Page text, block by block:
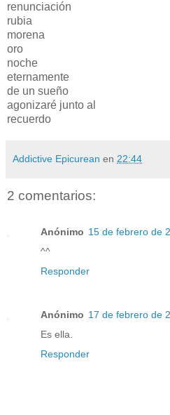
renunciación
rubia
morena
oro
noche
eternamente
de un sueño
agonizaré junto al
recuerdo
Addictive Epicurean en 22:44
2 comentarios:
Anónimo 15 de febrero de
^^
Responder
Anónimo 17 de febrero de
Es ella.
Responder